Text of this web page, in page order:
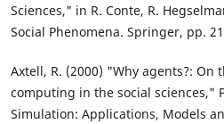
Sciences," in R. Conte, R.
Social Phenomena. Springer, pp.
Axtell, R. (2000) "Why agents?:
computing in the social sciences,"
Simulation: Applications, Models